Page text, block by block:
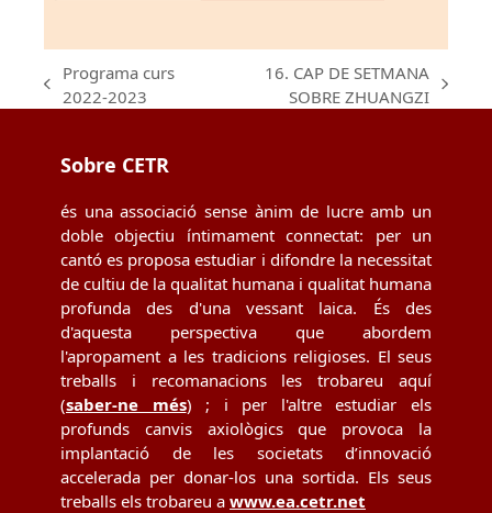
previous
Programa curs
2022-2023
16. CAP DE SETMANA
SOBRE ZHUANGZI
Sobre CETR
és una associació sense ànim de lucre amb un
doble objectiu íntimament connectat: per un
cantó es proposa estudiar i difondre la necessitat
de cultiu de la qualitat humana i qualitat humana
profunda des d'una vessant laica. És des
d'aquesta perspectiva que abordem
l'apropament a les tradicions religioses. El seus
treballs i recomanacions les trobareu aquí
(saber-ne més) ; i per l'altre estudiar els
profunds canvis axiològics que provoca la
implantació de les societats d’innovació
accelerada per donar-los una sortida. Els seus
treballs els trobareu a www.ea.cetr.net